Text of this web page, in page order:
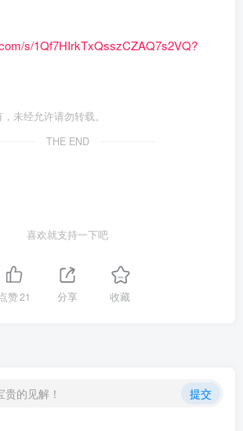
s/1Qf7HIrkTxQsszCZAQ7s2VQ?
未经允许请勿转载。
THE END
喜欢就支持一下吧
点赞21 分享 收藏
的见解！ 提交